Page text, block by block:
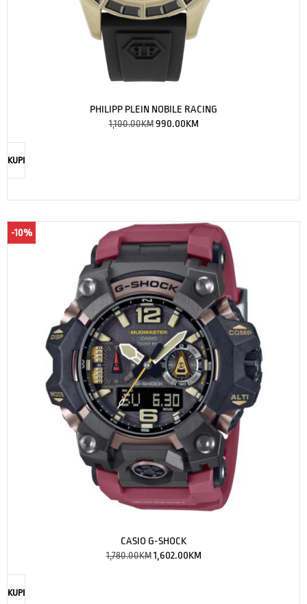
PHILIPP PLEIN NOBILE RACING
1,100.00KM 990.00KM
KUPI
-10%
CASIO G-SHOCK
1,780.00KM 1,602.00KM
KUPI